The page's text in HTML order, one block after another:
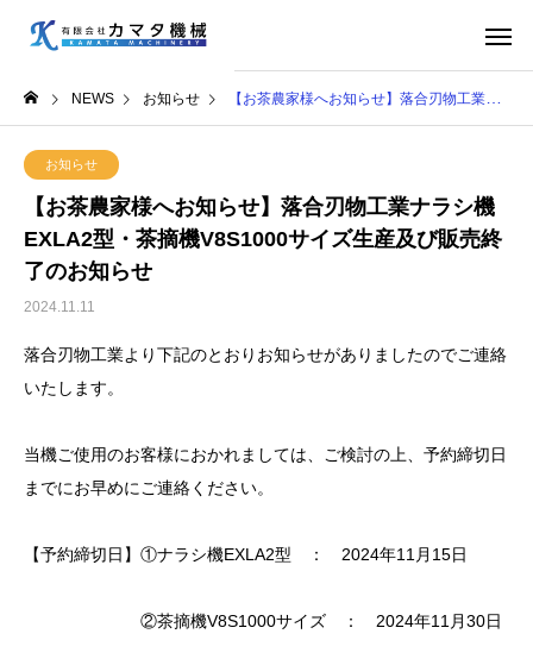
NEWS お知らせ 【お茶農家様へお知らせ】落合刃物工業ナラシ機EXLA2型・茶摘機V8S1000サイズ生産及び販売終了のお知らせ
お知らせ
【お茶農家様へお知らせ】落合刃物工業ナラシ機
EXLA2型・茶摘機V8S1000サイズ生産及び販売終
了のお知らせ
2024.11.11
落合刃物工業より下記のとおりお知らせがありましたのでご連絡
いたします。
当機ご使用のお客様におかれましては、ご検討の上、予約締切日
までにお早めにご連絡ください。
【予約締切日】①ナラシ機EXLA2型 ： 2024年11月15日
②茶摘機V8S1000サイズ ： 2024年11月30日